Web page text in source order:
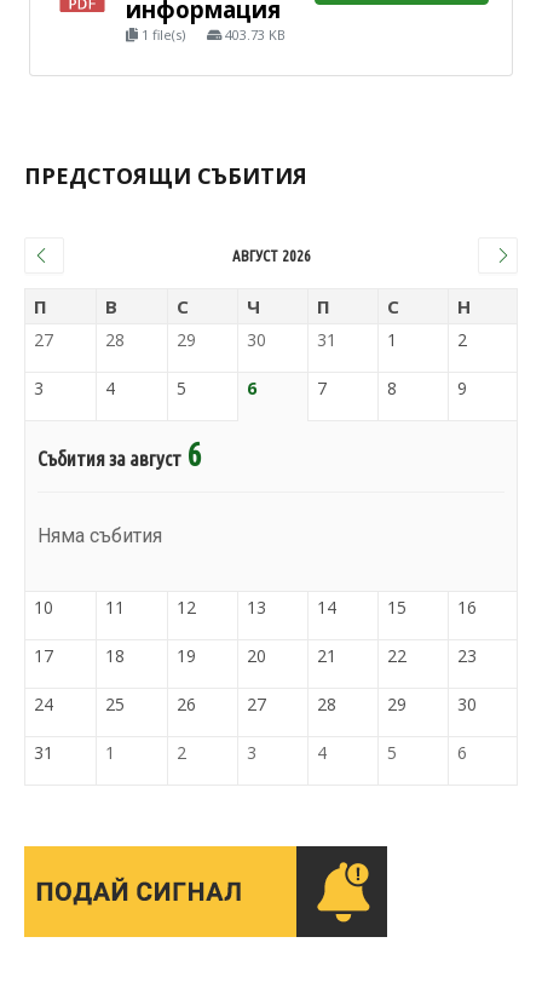
информация
1 file(s) 403.73 KB
ПРЕДСТОЯЩИ СЪБИТИЯ
АВГУСТ 2026
П В С Ч П С Н
27 28 29 30 31 1 2
3 4 5 6 7 8 9
Събития за август 6
Няма събития
10 11 12 13 14 15 16
17 18 19 20 21 22 23
24 25 26 27 28 29 30
31 1 2 3 4 5 6